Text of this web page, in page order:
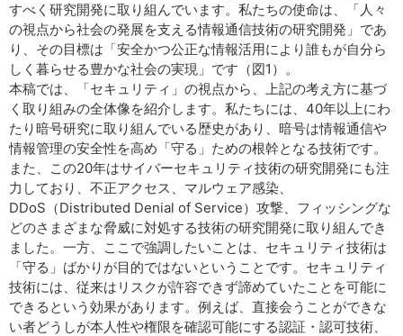
すべく研究開発に取り組んでいます。私たちの使命は、「人々
の視点から社会の発展を支える情報通信技術の研究開発」であ
り、その目標は「安全かつ公正な情報活用により誰もが自分ら
しく暮らせる豊かな社会の実現」です（図1）。
本稿では、「セキュリティ」の視点から、上記の考え方に基づ
く取り組みの全体像を紹介します。私たちには、40年以上にわ
たり暗号研究に取り組んでいる歴史があり、暗号は情報通信や
情報管理の安全性を高め「守る」ための根幹となる技術です。
また、この20年はサイバーセキュリティ技術の研究開発にも注
力しており、不正アクセス、マルウェア感染、
DDoS（Distributed Denial of Service）攻撃、フィッシングな
どのさまざまな脅威に対処する技術の研究開発に取り組んでき
ました。一方、ここで強調したいことは、セキュリティ技術は
「守る」ばかりが目的ではないということです。セキュリティ
技術には、従来はリスクが許容できず諦めていたことを可能に
できるという効果があります。例えば、直接会うことができな
い者どうしが本人性や権限を確認可能にする認証・認可技術、